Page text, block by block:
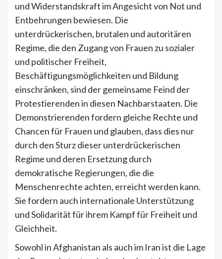
und Widerstandskraft im Angesicht von Not und
Entbehrungen bewiesen. Die
unterdrückerischen, brutalen und autoritären
Regime, die den Zugang von Frauen zu sozialer
und politischer Freiheit,
Beschäftigungsmöglichkeiten und Bildung
einschränken, sind der gemeinsame Feind der
Protestierenden in diesen Nachbarstaaten. Die
Demonstrierenden fordern gleiche Rechte und
Chancen für Frauen und glauben, dass dies nur
durch den Sturz dieser unterdrückerischen
Regime und deren Ersetzung durch
demokratische Regierungen, die die
Menschenrechte achten, erreicht werden kann.
Sie fordern auch internationale Unterstützung
und Solidarität für ihrem Kampf für Freiheit und
Gleichheit.
Sowohl in Afghanistan als auch im Iran ist die Lage